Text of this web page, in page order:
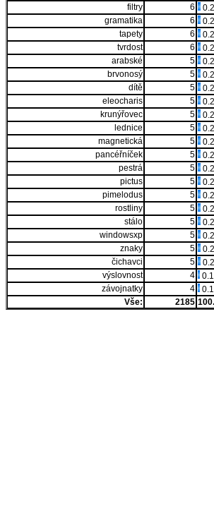
filtry
6
gramatika
6
tapety
6
tvrdost
6
arabské
5
brvonosý
5
dítě
5
eleocharis
5
krunýřovec
5
lednice
5
magnetická
5
pancéřníček
5
pestrá
5
pictus
5
pimelodus
5
rostliny
5
stálo
5
windowsxp
5
znaky
5
čichavci
5
výslovnost
4
závojnatky
4
Vše:
2185